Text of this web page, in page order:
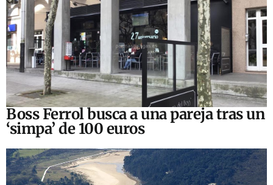
Boss Ferrol busca a una pareja tras un
‘simpa’ de 100 euros